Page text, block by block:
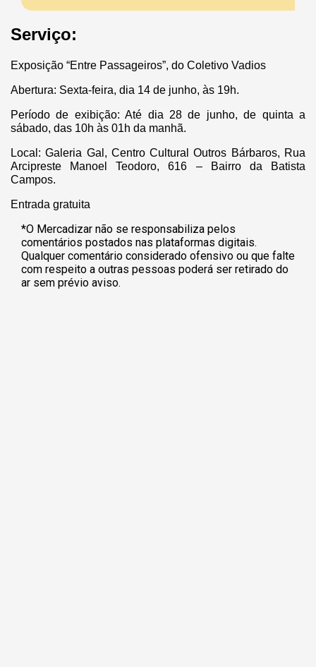
Serviço:
Exposição “Entre Passageiros”, do Coletivo Vadios
Abertura: Sexta-feira, dia 14 de junho, às 19h.
Período de exibição: Até dia 28 de junho, de quinta a
sábado, das 10h às 01h da manhã.
Local: Galeria Gal, Centro Cultural Outros Bárbaros, Rua
Arcipreste Manoel Teodoro, 616 – Bairro da Batista
Campos.
Entrada gratuita
*O Mercadizar não se responsabiliza pelos
comentários postados nas plataformas digitais.
Qualquer comentário considerado ofensivo ou que falte
com respeito a outras pessoas poderá ser retirado do
ar sem prévio aviso.